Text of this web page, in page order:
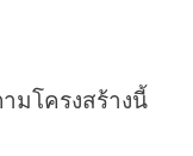
มโครงสร้างนี้